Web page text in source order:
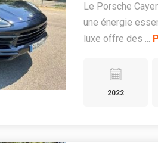
Le Porsche
une énergie
luxe offre des ...
2022